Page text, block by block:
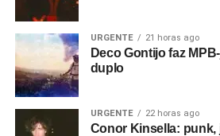
URGENTE 21 horas ago
Deco Gontijo faz
duplo
URGENTE 22 horas ago
Conor Kinsella: punk,